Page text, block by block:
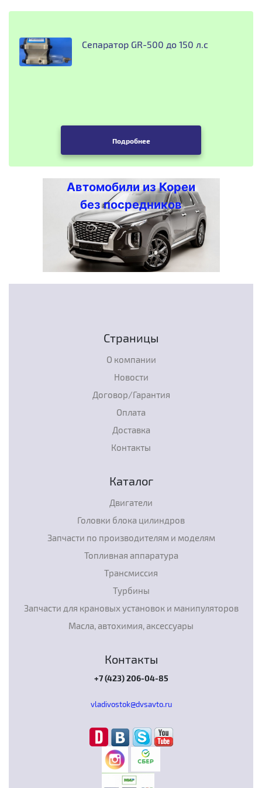
Сепаратор GR-500 до 150 л.с
Подробнее
Автомобили из Кореи
без посредников
Страницы
О компании
Новости
Договор/Гарантия
Оплата
Доставка
Контакты
Каталог
Двигатели
Головки блока цилиндров
Запчасти по производителям и моделям
Топливная аппаратура
Трансмиссия
Турбины
Запчасти для крановых установок и манипуляторов
Масла, автохимия, аксессуары
Контакты
+7 (423) 206-04-85
vladivostok@dvsavto.ru